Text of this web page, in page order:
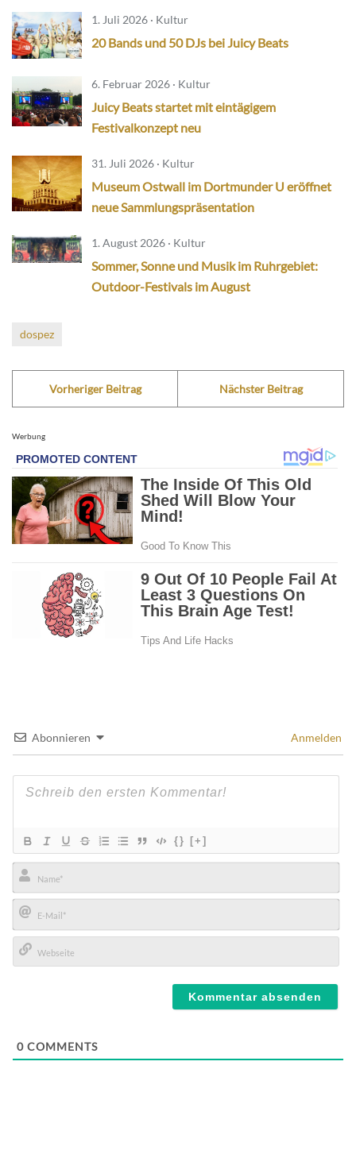
1. Juli 2026 · Kultur
20 Bands und 50 DJs bei Juicy Beats
6. Februar 2026 · Kultur
Juicy Beats startet mit eintägigem
Festivalkonzept neu
31. Juli 2026 · Kultur
Museum Ostwall im Dortmunder U eröffnet
neue Sammlungspräsentation
1. August 2026 · Kultur
Sommer, Sonne und Musik im Ruhrgebiet:
Outdoor-Festivals im August
dospez
Vorheriger Beitrag Nächster Beitrag
Werbung
Abonnieren Anmelden
{} [+]
Name*
E-
Mail*
0 COMMENTS